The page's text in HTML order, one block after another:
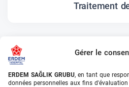
Gérer le
ERDEM SAĞLIK GRUBU, en tant que
données personnelles aux fins
Traitement